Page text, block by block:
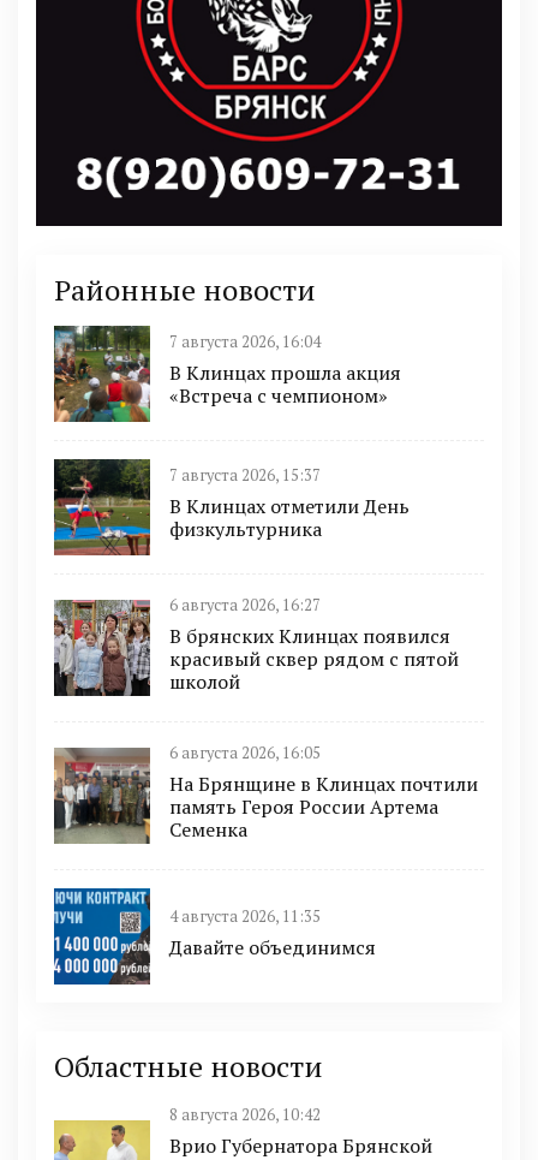
Районные новости
7 августа 2026, 16:04
В Клинцах прошла акция
«Встреча с чемпионом»
7 августа 2026, 15:37
В Клинцах отметили День
физкультурника
6 августа 2026, 16:27
В брянских Клинцах появился
красивый сквер рядом с пятой
школой
6 августа 2026, 16:05
На Брянщине в Клинцах почтили
память Героя России Артема
Семенка
4 августа 2026, 11:35
Давайте объединимся
Областные новости
8 августа 2026, 10:42
Врио Губернатора Брянской